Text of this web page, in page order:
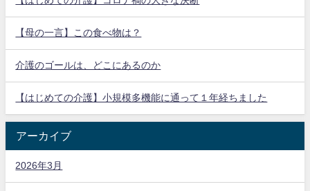
【母の一言】この食べ物は？
介護のゴールは、どこにあるのか
【はじめての介護】小規模多機能に通って１年経ちました
アーカイブ
2026年3月